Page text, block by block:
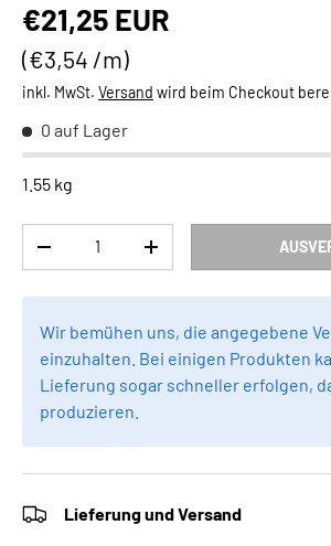
Normaler Preis
€21,25 EUR
Grundpreis
€3,54 /m
inkl. MwSt. Versand wird beim Checkout
0 auf Lager
1.55 kg
MENGE VERRINGERNMENGE ERHÖHEN
Wir bemühen uns, die angegebene
einzuhalten. Bei einigen Produkten
Lieferung sogar schneller erfolgen,
produzieren.
Lieferung und Versand